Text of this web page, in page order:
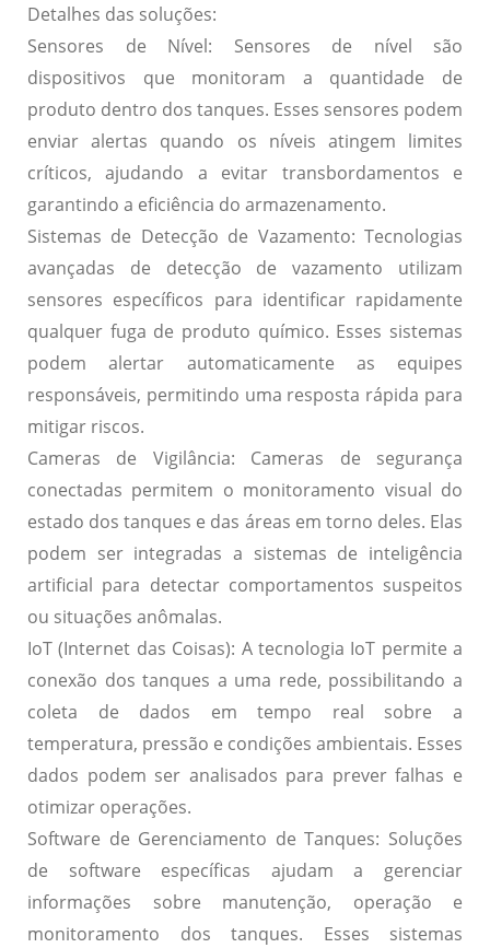
Detalhes das soluções:
Sensores de Nível: Sensores de nível são
dispositivos que monitoram a quantidade de
produto dentro dos tanques. Esses sensores podem
enviar alertas quando os níveis atingem limites
críticos, ajudando a evitar transbordamentos e
garantindo a eficiência do armazenamento.
Sistemas de Detecção de Vazamento: Tecnologias
avançadas de detecção de vazamento utilizam
sensores específicos para identificar rapidamente
qualquer fuga de produto químico. Esses sistemas
podem alertar automaticamente as equipes
responsáveis, permitindo uma resposta rápida para
mitigar riscos.
Cameras de Vigilância: Cameras de segurança
conectadas permitem o monitoramento visual do
estado dos tanques e das áreas em torno deles. Elas
podem ser integradas a sistemas de inteligência
artificial para detectar comportamentos suspeitos
ou situações anômalas.
IoT (Internet das Coisas): A tecnologia IoT permite a
conexão dos tanques a uma rede, possibilitando a
coleta de dados em tempo real sobre a
temperatura, pressão e condições ambientais. Esses
dados podem ser analisados para prever falhas e
otimizar operações.
Software de Gerenciamento de Tanques: Soluções
de software específicas ajudam a gerenciar
informações sobre manutenção, operação e
monitoramento dos tanques. Esses sistemas